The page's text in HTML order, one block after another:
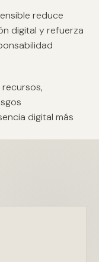
reduce
digital y refuerza
digital más